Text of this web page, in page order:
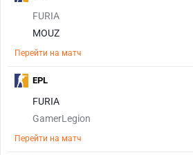
FURIA
MOUZ
Перейти на матч
FURIA
GamerLegion
Перейти на матч
EPL